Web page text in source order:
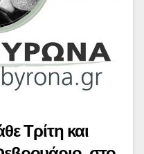
Τρίτη και